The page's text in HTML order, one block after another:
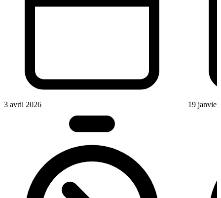
3 avril 2026 19 janvier